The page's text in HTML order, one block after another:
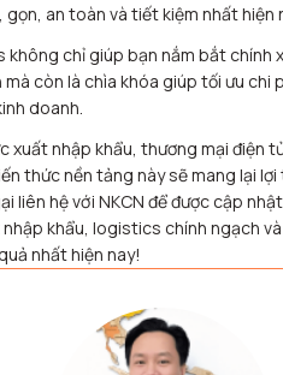
an toàn và tiết kiệm nhất hiện
chỉ giúp bạn nắm bắt chính
còn là chìa khóa giúp tối ưu chi
doanh.
xuất nhập khẩu, thương mại điện
thức nền tảng này sẽ mang lại lợi
liên hệ với NKCN để được cập nhật
khẩu, logistics chính ngạch và
nhất hiện nay!